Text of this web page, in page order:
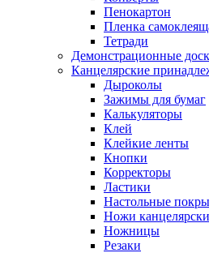
Пенокартон
Пленка
Тетради
Демонстрационные
Канцелярские
Дыроколы
Зажимы для бумаг
Калькуляторы
Клей
Клейкие ленты
Кнопки
Корректоры
Ластики
Настольные
Ножи
Ножницы
Резаки